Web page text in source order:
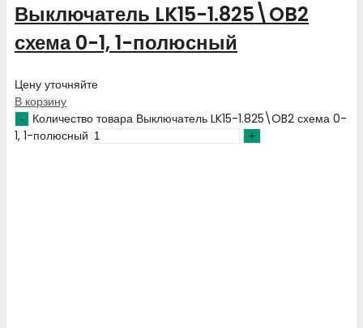
Выключатель LK15-1.825\OB2
схема 0-1, 1-полюсный
Цену уточняйте
В корзину
Количество товара Выключатель LK15-1.825\OB2 схема 0-
1, 1-полюсный